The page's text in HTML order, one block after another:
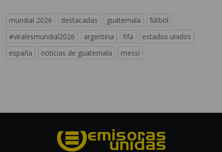
mundial 2026 destacadas guatemala
fútbol
#viralesmundial2026
argentina fifa
estados unidos
españa
noticias de guatemala messi